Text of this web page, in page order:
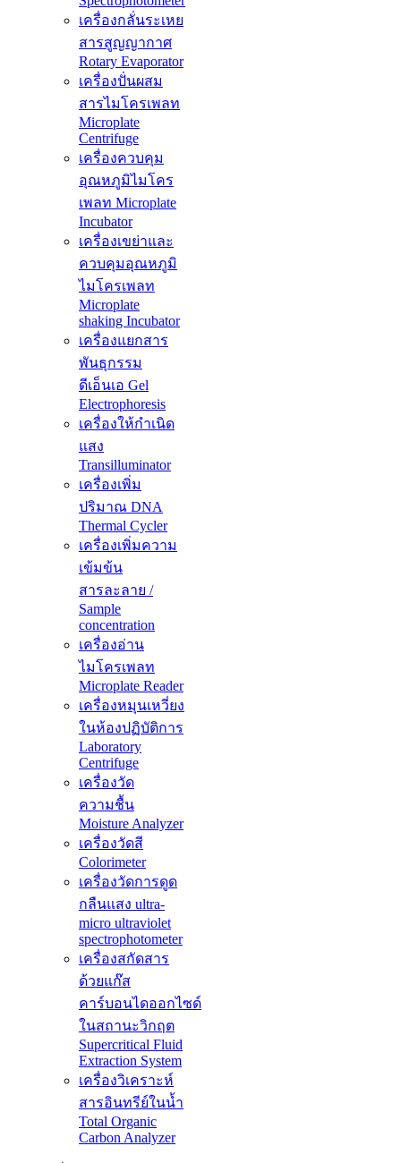
เครื่องกลั่นระเหย
สารสูญญากาศ
Rotary Evaporator
เครื่องปั่นผสม
สารไมโครเพลท
Microplate
Centrifuge
เครื่องควบคุม
อุณหภูมิไมโคร
เพลท Microplate
Incubator
เครื่องเขย่าและ
ควบคุมอุณหภูมิ
ไมโครเพลท
Microplate
shaking Incubator
เครื่องแยกสาร
พันธุกรรม
ดีเอ็นเอ Gel
Electrophoresis
เครื่องให้กำเนิด
แสง
Transilluminator
เครื่องเพิ่ม
ปริมาณ DNA
Thermal Cycler
เครื่องเพิ่มความ
เข้มข้น
สารละลาย /
Sample
concentration
เครื่องอ่าน
ไมโครเพลท
Microplate Reader
เครื่องหมุนเหวี่ยง
ในห้องปฏิบัติการ
Laboratory
Centrifuge
เครื่องวัด
ความชื้น
Moisture Analyzer
เครื่องวัดสี
Colorimeter
เครื่องวัดการดูด
กลืนแสง ultra-
micro ultraviolet
spectrophotometer
เครื่องสกัดสาร
ด้วยแก๊ส
คาร์บอนไดออกไซด์
ในสถานะวิกฤต
Supercritical Fluid
Extraction System
เครื่องวิเคราะห์
สารอินทรีย์ในน้ำ
Total Organic
Carbon Analyzer